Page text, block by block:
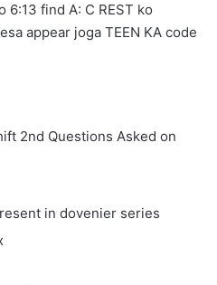
6:13 find A: C REST ko
appear joga TEEN KA code
2nd Questions Asked on
in dovenier series